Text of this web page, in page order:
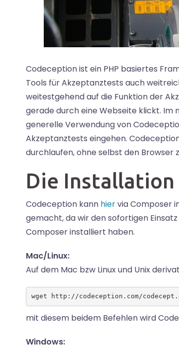
Codeception ist ein PHP basiertes
Tools für Akzeptanztests auch
weitestgehend auf die Funktion der
gerade durch eine Webseite klickt. Im
generelle Verwendung von
Akzeptanztests eingehen.
durchlaufen, ohne selbst den Browser
Die Installation
Codeception kann hiervia Composer
gemacht, da wir den sofortigen
Composer installiert haben.
Mac/Linux:
Auf dem Mac bzw Linux und Unix
wget http://codeception.com/
mit diesem beidem Befehlen wird
Windows: